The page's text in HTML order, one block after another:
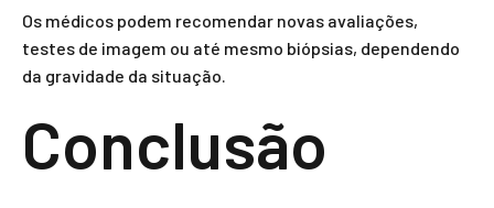
Os médicos podem recomendar novas avaliações,
testes de imagem ou até mesmo biópsias, dependendo
da gravidade da situação.
Conclusão